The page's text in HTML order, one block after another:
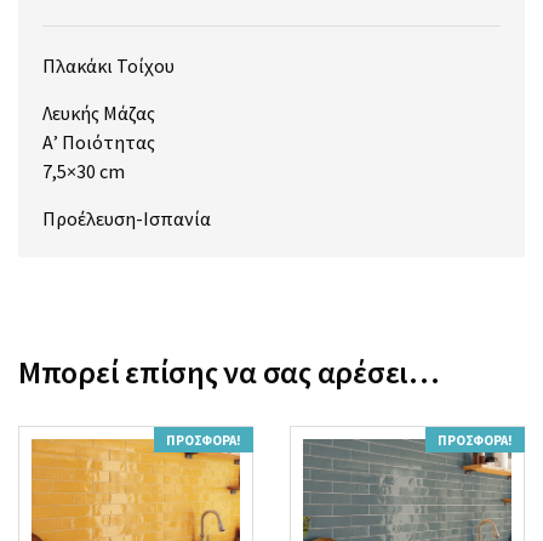
Πλακάκι Τοίχου
Λευκής Μάζας
Α’ Ποιότητας
7,5×30 cm
Προέλευση-Ισπανία
Μπορεί επίσης να σας αρέσει…
ΠΡΟΣΦΟΡΆ! ΠΡΟΣΦΟΡΆ!